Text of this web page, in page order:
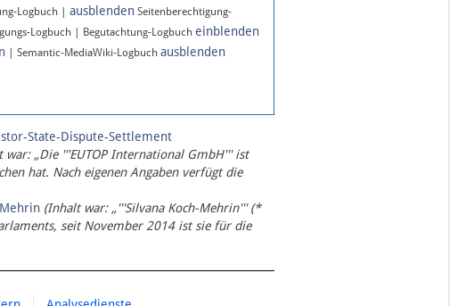
Logbuch | ausblenden Seitenberechtigung-
Logbuch | Begutachtung-Logbuch einblenden
| Semantic-MediaWiki-Logbuch ausblenden
State-Dispute-Settlement
war: „Die '''EUTOP International GmbH''' ist
hat. Nach eigenen Angaben verfügt die
(Inhalt war: „'''Silvana Koch-Mehrin''' (*
seit November 2014 ist sie für die